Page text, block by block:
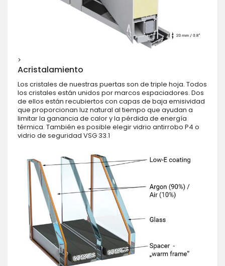
>
Acristalamiento
Los cristales de nuestras puertas son de triple hoja. Todos
los cristales están unidos por marcos espaciadores. Dos
de ellos están recubiertos con capas de baja emisividad
que proporcionan luz natural al tiempo que ayudan a
limitar la ganancia de calor y la pérdida de energía
térmica. También es posible elegir vidrio antirrobo P4 o
vidrio de seguridad VSG 33.1